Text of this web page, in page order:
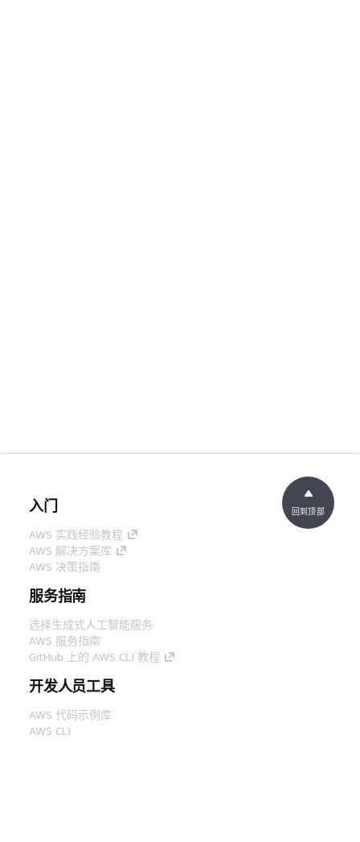
入门
AWS 实践经验教程
AWS 解决方案库
AWS 决策指南
服务指南
选择生成式人工智能服务
AWS 服务指南
GitHub 上的 AWS CLI 教程
开发人员工具
AWS 代码示例库
AWS CLI
回到顶部